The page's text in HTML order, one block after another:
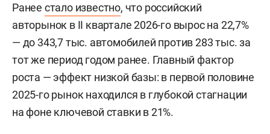
Ранее стало известно, что российский
авторынок в II квартале 2026-го вырос на 22,7%
— до 343,7 тыс. автомобилей против 283 тыс. за
тот же период годом ранее. Главный фактор
роста — эффект низкой базы: в первой половине
2025-го рынок находился в глубокой стагнации
на фоне ключевой ставки в 21%.